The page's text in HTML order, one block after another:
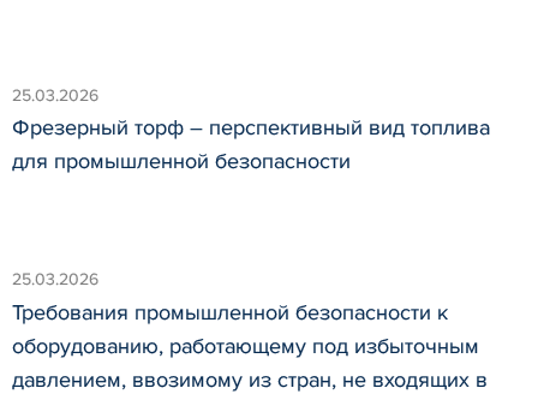
25.03.2026
Фрезерный торф – перспективный вид топлива
для промышленной безопасности
25.03.2026
Требования промышленной безопасности к
оборудованию, работающему под избыточным
давлением, ввозимому из стран, не входящих в